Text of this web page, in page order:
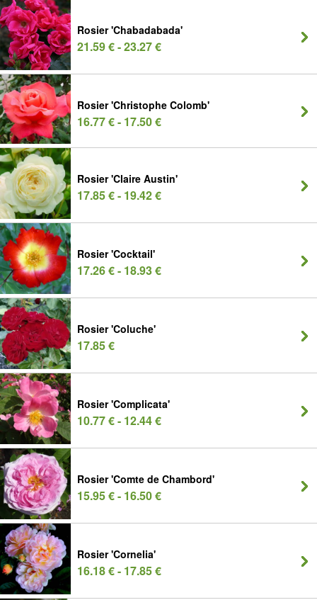
Rosier 'Chabadabada'
21.59 € - 23.27 €
Rosier 'Christophe Colomb'
16.77 € - 17.50 €
Rosier 'Claire Austin'
17.85 € - 19.42 €
Rosier 'Cocktail'
17.26 € - 18.93 €
Rosier 'Coluche'
17.85 €
Rosier 'Complicata'
10.77 € - 12.44 €
Rosier 'Comte de Chambord'
15.95 € - 16.50 €
Rosier 'Cornelia'
16.18 € - 17.85 €